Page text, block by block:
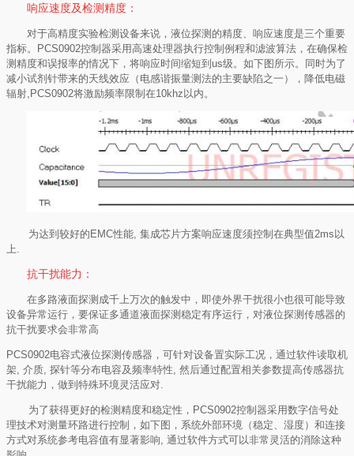
响应速度及检测精度：
对于高精度实验检测设备来说，液位探测的精度、响应速度是三个重要
指标。 PCS0902控制器采用高速处理器执行控制例程和滤波算法，在确保检
测精度和误报率的情况下，将响应时间缩短到us级。如下图所示。同时为了
减小试剂针带来的天线效应（电感谐振量测法的主要缺陷之一），降低电磁
辐射 ,PCS0902将激励频率限制在10khz以内。
为达到较好的EMC性能 集成芯片方案响应速度须控制在典型值2ms以
上
抗干扰能力：
在多路液面探测成千上万次的触发中，即使外界干扰很小也很可能导致
设备异常运行，要保证多通道液面探测稳定有序运行，对液位探测传感器的
抗干扰要求会非常高
PCS0902电容式液位探测传感器，可针对设备置实际工况，通过软件读取机
架 介质 探针等分布电容及频率特性 然后通过配置相关参数提高传感器抗
干扰能力，做到特殊环境灵活应对
为了获得更好的检测精度和稳定性， PCS0902控制器采用数字信号处
理技术对测量环路进行控制，如下图，系统外部环境（稳定、湿度）和连接
方式对系统参考电容值有显著影响 通过软件方式可以非常灵活的消除这种